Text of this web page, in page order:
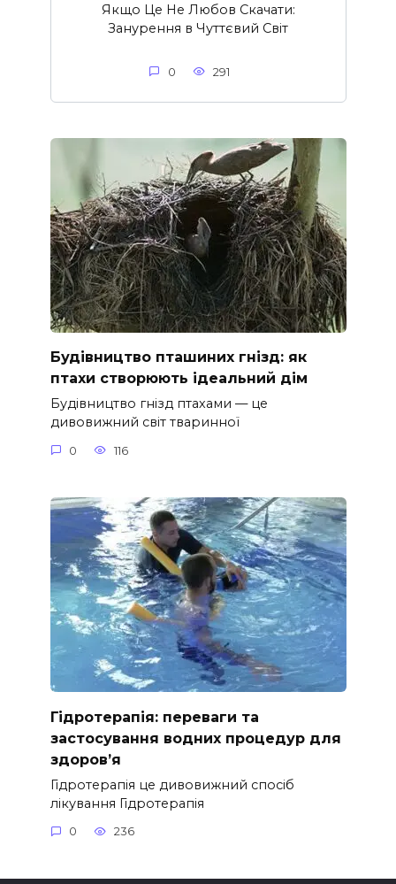
Якщо Це Не Любов Скачати:
Занурення в Чуттєвий Світ
0 291
Будівництво пташиних гнізд: як
птахи створюють ідеальний дім
Будівництво гнізд птахами — це
дивовижний світ тваринної
0 116
Гідротерапія: переваги та
застосування водних процедур для
здоров’я
Гідротерапія це дивовижний спосіб
лікування Гідротерапія
0 236